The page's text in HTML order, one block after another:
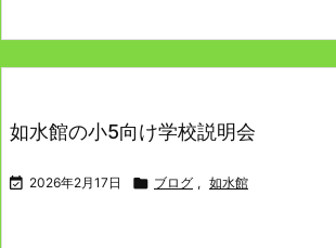
如水館の小5向け学校説明会
 2026年2月17日  ブログ , 如水館